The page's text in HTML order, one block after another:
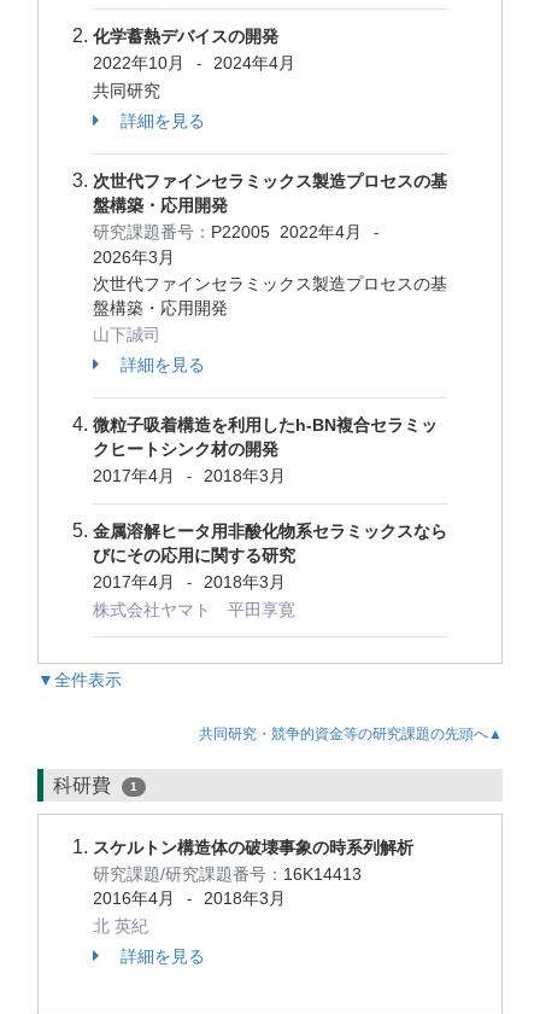
化学蓄熱デバイスの開発
2022年10月
-
2024年4月
共同研究
詳細を見る
次世代ファインセラミックス製造プロセスの基
盤構築・応用開発
研究課題番号： P22005 2022年4月 -
2026年3月
次世代ファインセラミックス製造プロセスの基
盤構築・応用開発
山下誠司
詳細を見る
微粒子吸着構造を利用したh-BN複合セラミッ
クヒートシンク材の開発
2017年4月
- 2018年3月
金属溶解ヒータ用非酸化物系セラミックスなら
びにその応用に関する研究
2017年4月
-
2018年3月
株式会社ヤマト 平田享寛
▼全件表示
共同研究・競争的資金等の研究課題の先頭へ▲
科研費 1
スケルトン構造体の破壊事象の時系列解析
研究課題/研究課題番号： 16K14413
2016年4月
-
2018年3月
北 英紀
詳細を見る